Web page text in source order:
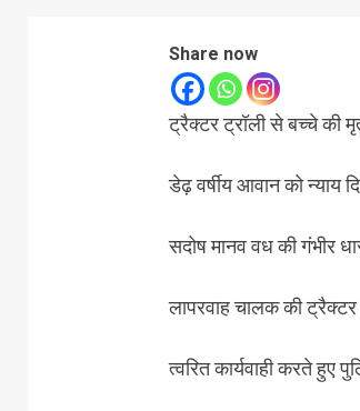
Share now
ट्रैक्टर ट्रॉली से बच्चे की
डेढ़ वर्षीय आवान को न्याय
सदोष मानव वध की गंभीर
लापरवाह चालक की
त्वरित कार्यवाही करते